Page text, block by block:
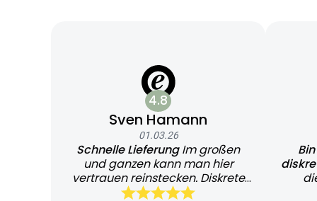
4.8
Sven Hamann
01.03.26
Schnelle LieferungIm großen
und ganzen kann man hier
vertrauen reinstecken. Diskrete
und schnelle Lieferung